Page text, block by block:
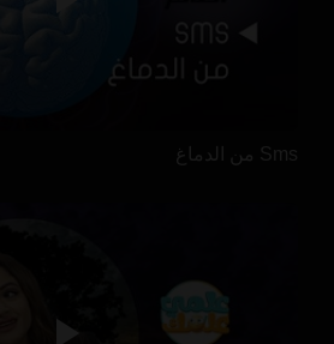
Sms من الدماغ